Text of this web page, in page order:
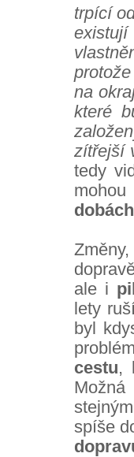
trpící
na
které
zítřejší
tedy
ale i
lety
byl
cestu,
spíše